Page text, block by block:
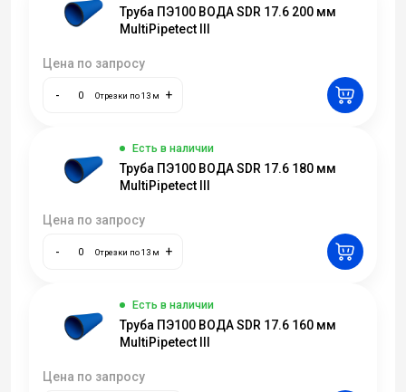
Труба ПЭ100 ВОДА SDR 17.6 200 мм
MultiPipetect III
Цена по запросу
- Отрезки по 13 м +
Есть в наличии
Труба ПЭ100 ВОДА SDR 17.6 180 мм
MultiPipetect III
Цена по запросу
- Отрезки по 13 м +
Есть в наличии
Труба ПЭ100 ВОДА SDR 17.6 160 мм
MultiPipetect III
Цена по запросу